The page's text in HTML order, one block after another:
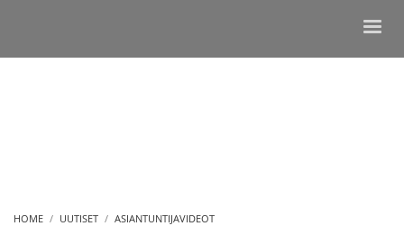
HOME UUTISET
ASIANTUNTIJAVIDEOT